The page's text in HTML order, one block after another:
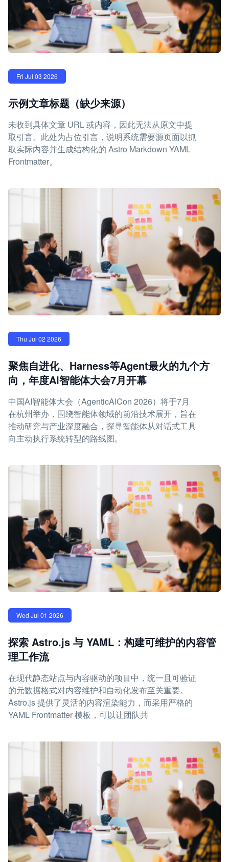
Fri Jul 03 2026
示例文章标题（缺少来源）
未收到具体文章 URL 或内容，因此无法从原文中提
取引言。此处为占位引言，说明系统需要源页面以抓
取实际内容并生成结构化的 Astro Markdown YAML
Frontmatter。
Thu Jul 02 2026
聚焦自进化、Harness等Agent最火的九个方
向，年度AI智能体大会7月开幕
中国AI智能体大会（AgenticAICon 2026）将于7月
在杭州举办，围绕智能体领域的前沿技术展开，旨在
推动研究与产业深度融合，探寻智能体从对话式工具
向主动执行系统转型的路线图。
Wed Jul 01 2026
探索 Astro.js 与 YAML：构建可维护的内容管
理工作流
在现代静态站点与内容驱动的项目中，统一且可验证
的元数据格式对内容维护和自动化发布至关重要。
Astro.js 提供了灵活的内容渲染能力，而采用严格的
YAML Frontmatter 模板，可以让团队共